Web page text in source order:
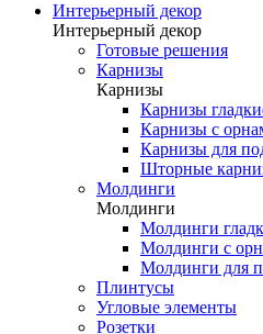
Интерьерный декор
Интерьерный декор
Готовые решения
Карнизы
Карнизы
Карнизы
Карнизы с
Карнизы для
Шторные
Молдинги
Молдинги
Молдинги
Молдинги с
Молдинги для
Плинтусы
Угловые элементы
Розетки